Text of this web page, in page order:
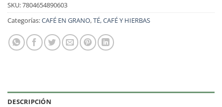
SKU:7804654890603
Categorías:CAFÉ EN GRANO,TÉ, CAFÉ Y HIERBAS
DESCRIPCIÓN